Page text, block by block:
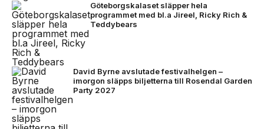
Göteborgskalaset släpper hela
programmet med bl.a Jireel, Ricky Rich &
Teddybears
David Byrne avslutade festivalhelgen –
imorgon släpps biljetterna till Rosendal Garden
Party 2027